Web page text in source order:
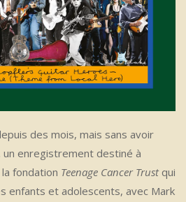
des mois, mais sans avoir
enregistrement destiné à
fondation Teenage Cancer Trustqui
enfants et adolescents, avec Mark